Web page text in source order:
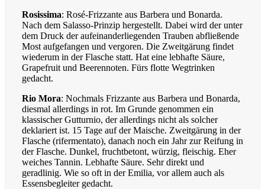
Rosissima: Rosé-Frizzante aus Barbera und Bonarda.
Nach dem Salasso-Prinzip hergestellt. Dabei wird der unter
dem Druck der aufeinanderliegenden Trauben abfließende
Most aufgefangen und vergoren. Die Zweitgärung findet
wiederum in der Flasche statt. Hat eine lebhafte Säure,
Grapefruit und Beerennoten. Fürs flotte Wegtrinken
gedacht.
Rio Mora: Nochmals Frizzante aus Barbera und Bonarda,
diesmal allerdings in rot. Im Grunde genommen ein
klassischer Gutturnio, der allerdings nicht als solcher
deklariert ist. 15 Tage auf der Maische. Zweitgärung in der
Flasche (rifermentato), danach noch ein Jahr zur Reifung in
der Flasche. Dunkel, fruchtbetont, würzig, fleischig. Eher
weiches Tannin. Lebhafte Säure. Sehr direkt und
geradlinig. Wie so oft in der Emilia, vor allem auch als
Essensbegleiter gedacht.